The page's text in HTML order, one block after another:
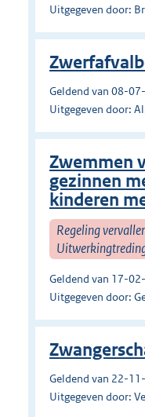
Uitgegeven door:
Geldend van 08-
Uitgegeven door:
Zwemmen
gezinnen
kinderen
Regeling
Geldend van 17-
Uitgegeven door:
Geldend van 22-
Uitgegeven door: